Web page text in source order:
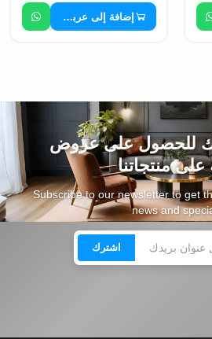
إضافة إلى عربة التسوق
للحصول على عروض
على منتجاتنا
Subscribe to our newsletter to get
news and
اشترك